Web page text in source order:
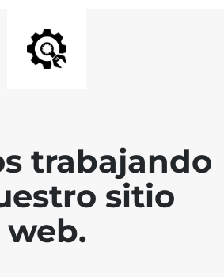
trabajando
sitio
web.